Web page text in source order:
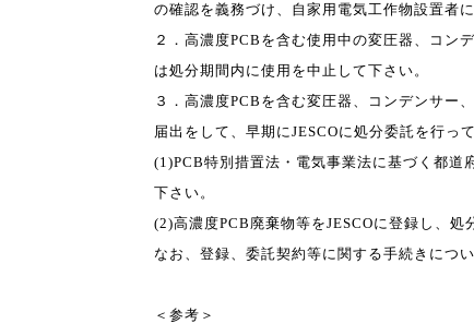
の確認を義務づけ、自家用電気工作物設置者
２．高濃度PCB を含む使用中の変圧器、コン
は処分期間内に使用を中止して下さい。
３．高濃度PCB を含む変圧器、コンデンサー
届出をして、早期にJESCOに処分委託を行っ
(1)PCB特別措置法・電気事業法に基づく都道
下さい。
(2)高濃度PCB 廃棄物等をJESCOに登録し、処
なお、登録、委託契約等に関する手続きについ
＜参考＞